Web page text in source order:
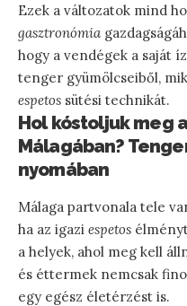
Ezek a változatok mind
gasztronómia
hogy a vendégek a saját
tenger gyümölcseiből,
espetos sütési technikát.
Hol kóstoljuk meg
Málagában?
nyomában
Málaga partvonala tele
ha az igazi espetos
a helyek, ahol meg kell
és éttermek nemcsak
egy egész életérzést is.